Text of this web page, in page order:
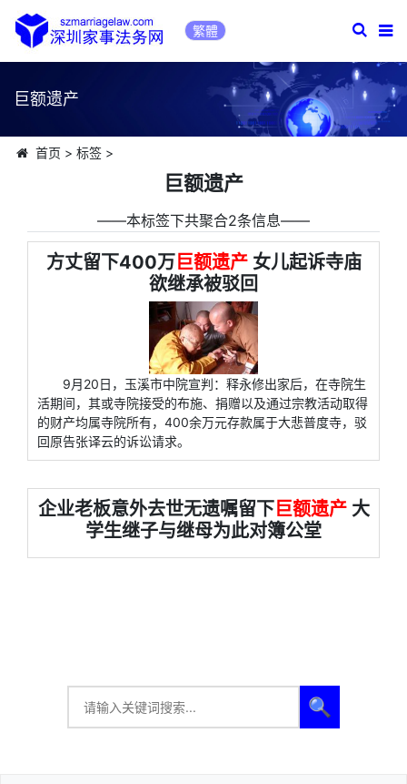
繁體
巨额遗产
首页 > 标签>
巨额遗产
――本标签下共聚合2条信息――
方丈留下400万巨额遗产女儿起诉寺庙
欲继承被驳回
9月20日，玉溪市中院宣判：释永修出家后，在寺院生
活期间，其或寺院接受的布施、捐赠以及通过宗教活动取得
的财产均属寺院所有，400余万元存款属于大悲普度寺，驳
回原告张译云的诉讼请求。
企业老板意外去世无遗嘱留下巨额遗产大
学生继子与继母为此对簿公堂
🔍